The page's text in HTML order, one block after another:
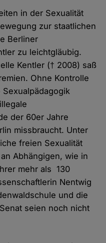
in der Sexualität
zur staatlichen
Berliner
zu leichtgläubig.
Kentler († 2008) saß
Ohne Kontrolle
der 60er Jahre
missbraucht. Unter
freien Sexualität
Abhängigen, wie in
mehr als 130
Nentwig
und die
seien noch nicht